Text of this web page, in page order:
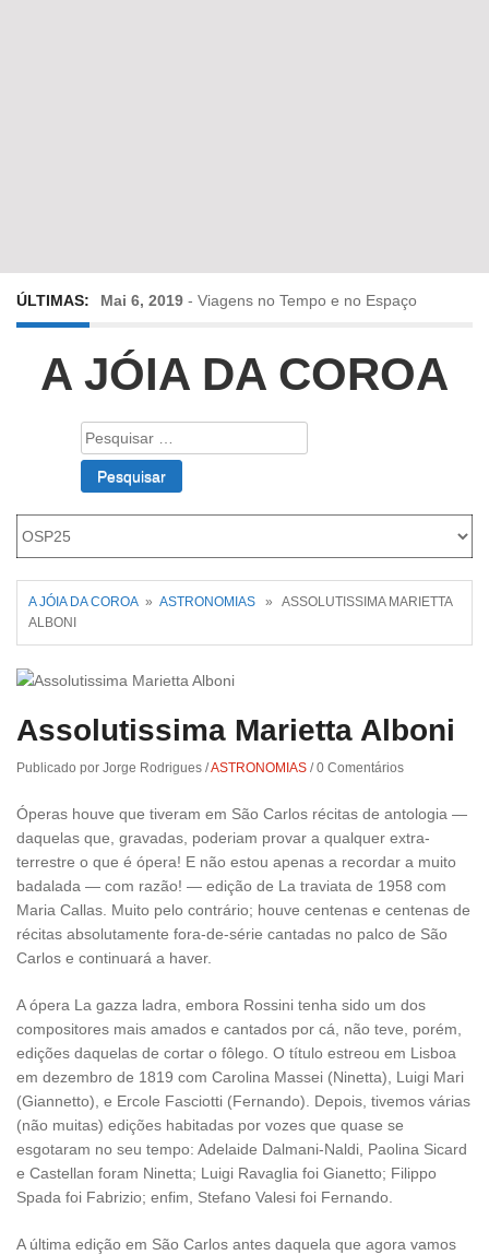
ÚLTIMAS: Mai 6, 2019 - Viagens no Tempo e no Espaço
Abr 24, 2019 -Diz-me a verdade a mentir
Fev 22, 2019
Roriz
A JÓIA DA COROA
Pesquisar
por:
A JÓIA DA COROA » ASTRONOMIAS » ASSOLUTISSIMA MARIETTA
ALBONI
Assolutissima Marietta Alboni
Publicado por Jorge Rodrigues /ASTRONOMIAS /0 Comentários
Óperas houve que tiveram em São Carlos récitas de antologia —
daquelas que, gravadas, poderiam provar a qualquer extra-
terrestre o que é ópera! E não estou apenas a recordar a muito
badalada — com razão! — edição de La traviata de 1958 com
Maria Callas. Muito pelo contrário; houve centenas e centenas de
récitas absolutamente fora-de-série cantadas no palco de São
Carlos e continuará a haver.
A ópera La gazza ladra, embora Rossini tenha sido um dos
compositores mais amados e cantados por cá, não teve, porém,
edições daquelas de cortar o fôlego. O título estreou em Lisboa
em dezembro de 1819 com Carolina Massei (Ninetta), Luigi Mari
(Giannetto), e Ercole Fasciotti (Fernando). Depois, tivemos várias
(não muitas) edições habitadas por vozes que quase se
esgotaram no seu tempo: Adelaide Dalmani-Naldi, Paolina Sicard
e Castellan foram Ninetta; Luigi Ravaglia foi Gianetto; Filippo
Spada foi Fabrizio; enfim, Stefano Valesi foi Fernando.
A última edição em São Carlos antes daquela que agora vamos